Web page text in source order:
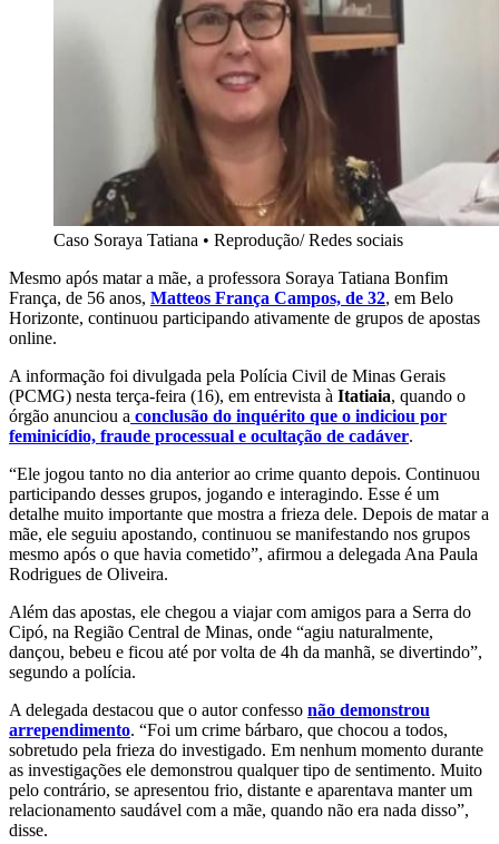
Caso Soraya Tatiana • Reprodução/ Redes sociais
Mesmo após matar a mãe, a professora Soraya Tatiana Bonfim
França, de 56 anos, Matteos França Campos, de 32, em Belo
Horizonte, continuou participando ativamente de grupos de apostas
online.
A informação foi divulgada pela Polícia Civil de Minas Gerais
(PCMG) nesta terça-feira (16), em entrevista à Itatiaia, quando o
órgão anunciou a conclusão do inquérito que o indiciou por
feminicídio, fraude processual e ocultação de cadáver.
“Ele jogou tanto no dia anterior ao crime quanto depois. Continuou
participando desses grupos, jogando e interagindo. Esse é um
detalhe muito importante que mostra a frieza dele. Depois de matar a
mãe, ele seguiu apostando, continuou se manifestando nos grupos
mesmo após o que havia cometido”, afirmou a delegada Ana Paula
Rodrigues de Oliveira.
Além das apostas, ele chegou a viajar com amigos para a Serra do
Cipó, na Região Central de Minas, onde “agiu naturalmente,
dançou, bebeu e ficou até por volta de 4h da manhã, se divertindo”,
segundo a polícia.
A delegada destacou que o autor confesso não demonstrou
arrependimento. “Foi um crime bárbaro, que chocou a todos,
sobretudo pela frieza do investigado. Em nenhum momento durante
as investigações ele demonstrou qualquer tipo de sentimento. Muito
pelo contrário, se apresentou frio, distante e aparentava manter um
relacionamento saudável com a mãe, quando não era nada disso”,
disse.